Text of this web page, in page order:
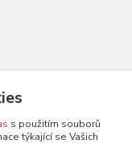
s použitím souborů
týkající se Vašich